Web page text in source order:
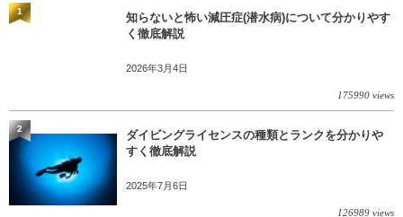
知らないと怖い減圧症(潜水病)について分かりやす
く徹底解説
2026年3月4日
175990 views
1
ダイビングライセンスの種類とランクを分かりや
すく徹底解説
2025年7月6日
126989 views
2